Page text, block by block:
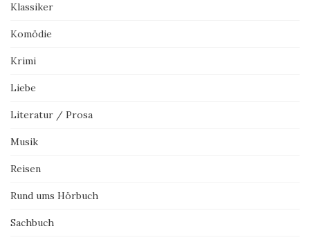
Klassiker
Komödie
Krimi
Liebe
Literatur / Prosa
Musik
Reisen
Rund ums Hörbuch
Sachbuch